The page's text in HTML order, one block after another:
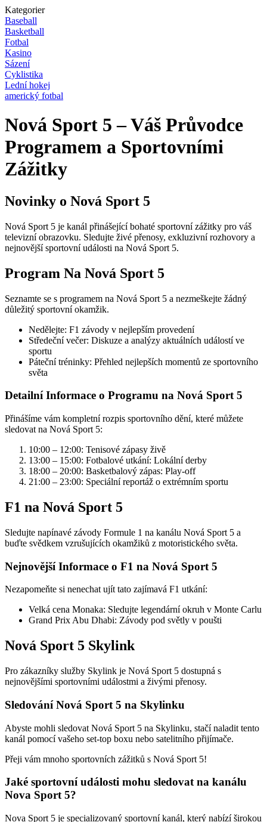
Kategorier
Baseball
Basketball
Fotbal
Kasino
Sázení
Cyklistika
Lední hokej
americký fotbal
Nová Sport 5 – Váš Průvodce
Programem a Sportovními
Zážitky
Novinky o Nová Sport 5
Nová Sport 5 je kanál přinášející bohaté sportovní zážitky pro váš
televizní obrazovku. Sledujte živé přenosy, exkluzivní rozhovory a
nejnovější sportovní události na Nová Sport 5.
Program Na Nová Sport 5
Seznamte se s programem na Nová Sport 5 a nezmeškejte žádný
důležitý sportovní okamžik.
Nedělejte: F1 závody v nejlepším provedení
Středeční večer: Diskuze a analýzy aktuálních událostí ve
sportu
Páteční tréninky: Přehled nejlepších momentů ze sportovního
světa
Detailní Informace o Programu na Nová Sport 5
Přinášíme vám kompletní rozpis sportovního dění, které můžete
sledovat na Nová Sport 5:
10:00 – 12:00: Tenisové zápasy živě
13:00 – 15:00: Fotbalové utkání: Lokální derby
18:00 – 20:00: Basketbalový zápas: Play-off
21:00 – 23:00: Speciální reportáž o extrémním sportu
F1 na Nová Sport 5
Sledujte napínavé závody Formule 1 na kanálu Nová Sport 5 a
buďte svědkem vzrušujících okamžiků z motoristického světa.
Nejnovější Informace o F1 na Nová Sport 5
Nezapomeňte si nenechat ujít tato zajímavá F1 utkání:
Velká cena Monaka: Sledujte legendární okruh v Monte Carlu
Grand Prix Abu Dhabi: Závody pod světly v poušti
Nová Sport 5 Skylink
Pro zákazníky služby Skylink je Nová Sport 5 dostupná s
nejnovějšími sportovními událostmi a živými přenosy.
Sledování Nová Sport 5 na Skylinku
Abyste mohli sledovat Nová Sport 5 na Skylinku, stačí naladit tento
kanál pomocí vašeho set-top boxu nebo satelitního přijímače.
Přeji vám mnoho sportovních zážitků s Nová Sport 5!
Jaké sportovní události mohu sledovat na kanálu
Nova Sport 5?
Nova Sport 5 je specializovaný sportovní kanál, který nabízí širokou